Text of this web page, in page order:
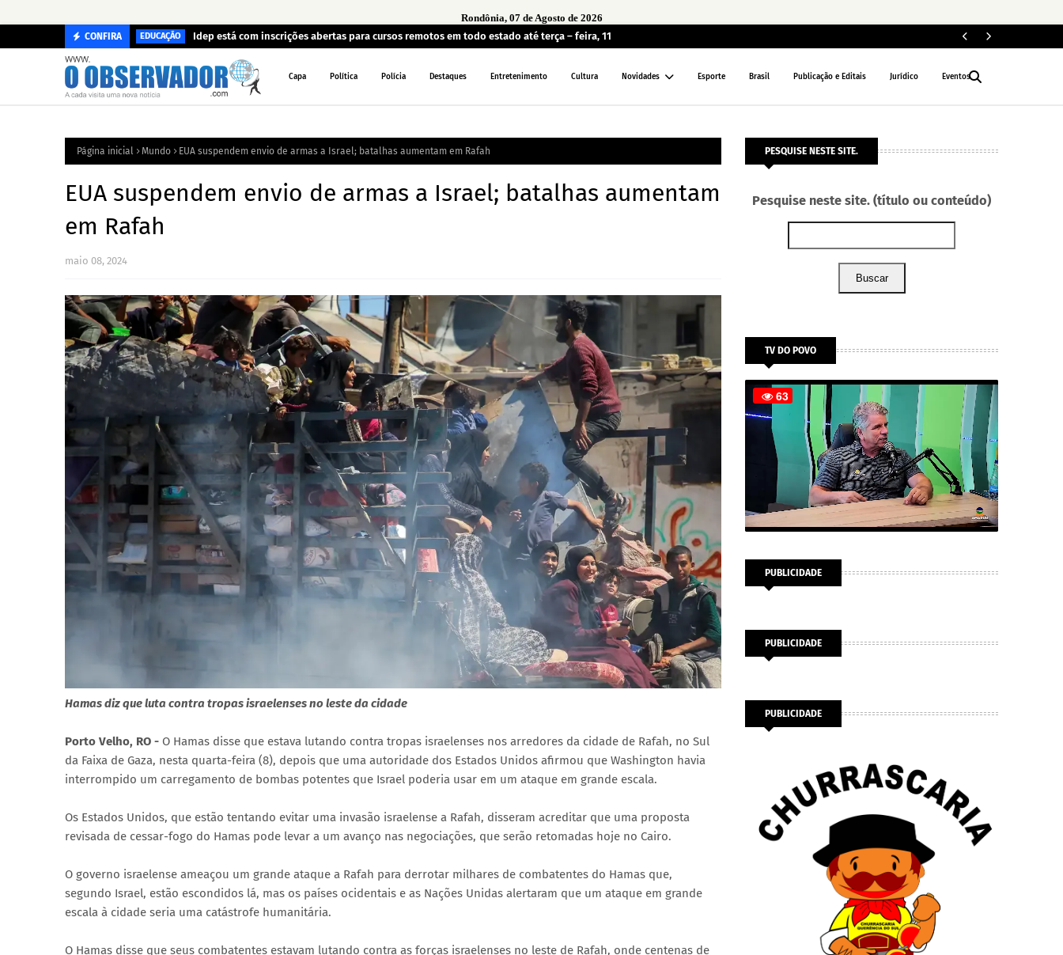
Rondônia, 07 de Agosto de 2026
CONFIRA EDUCAÇÃO Idep está com inscrições abertas para cursos remotos em todo estado até terça – feira, 11
Capa Política Polícia Destaques Entretenimento Cultura Novidades Esporte Brasil Publicação e Editais Jurídico Eventos
Página inicial Mundo EUA suspendem envio de armas a Israel; batalhas aumentam em Rafah
EUA suspendem envio de armas a Israel; batalhas aumentam
em Rafah
maio 08, 2024
Hamas diz que luta contra tropas israelenses no leste da cidade
Porto Velho, RO - O Hamas disse que estava lutando contra tropas israelenses nos arredores da cidade de Rafah, no Sul
da Faixa de Gaza, nesta quarta-feira (8), depois que uma autoridade dos Estados Unidos afirmou que Washington havia
interrompido um carregamento de bombas potentes que Israel poderia usar em um ataque em grande escala.
Os Estados Unidos, que estão tentando evitar uma invasão israelense a Rafah, disseram acreditar que uma proposta
revisada de cessar-fogo do Hamas pode levar a um avanço nas negociações, que serão retomadas hoje no Cairo.
O governo israelense ameaçou um grande ataque a Rafah para derrotar milhares de combatentes do Hamas que,
segundo Israel, estão escondidos lá, mas os países ocidentais e as Nações Unidas alertaram que um ataque em grande
escala à cidade seria uma catástrofe humanitária.
O Hamas disse que seus combatentes estavam lutando contra as forças israelenses no leste de Rafah, onde centenas de
PESQUISE NESTE SITE.
Pesquise neste site. (título ou conteúdo)
Buscar
TV DO POVO
PUBLICIDADE
PUBLICIDADE
PUBLICIDADE